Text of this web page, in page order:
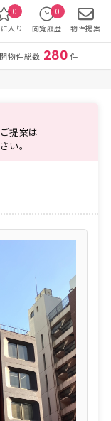
物件総数 280 件
入り
0
閲覧履歴
0
物件提案
提案は
い。